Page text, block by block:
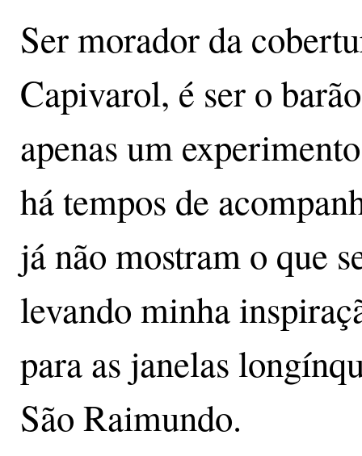
Ser morador da
Capivarol, é ser o
apenas um
há tempos de
já não mostram o que
levando minha
para as janelas
São Raimundo.